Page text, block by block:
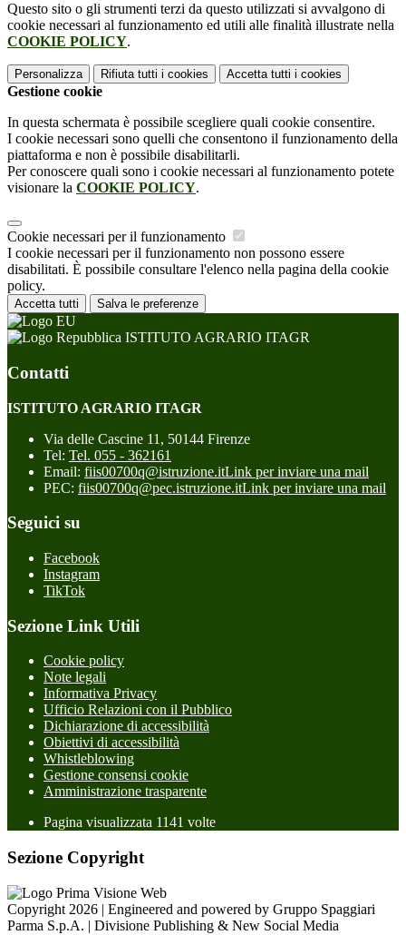
Questo sito o gli strumenti terzi da questo utilizzati si avvalgono di
cookie necessari al funzionamento ed utili alle finalità illustrate nella
COOKIE POLICY.
Personalizza Rifiuta tutti i cookies Accetta tutti i cookies
Gestione cookie
In questa schermata è possibile scegliere quali cookie consentire.
I cookie necessari sono quelli che consentono il funzionamento della
piattaforma e non è possibile disabilitarli.
Per conoscere quali sono i cookie necessari al funzionamento potete
visionare la COOKIE POLICY.
Cookie necessari per il funzionamento
I cookie necessari per il funzionamento non possono essere
disabilitati. È possibile consultare l'elenco nella pagina della cookie
policy.
Accetta tutti Salva le preferenze
ISTITUTO AGRARIO ITAGR
Contatti
ISTITUTO AGRARIO ITAGR
Via delle Cascine 11, 50144 Firenze
Tel: Tel. 055 - 362161
Email: fiis00700q@istruzione.itLink per inviare una mail
PEC: fiis00700q@pec.istruzione.itLink per inviare una mail
Seguici su
Facebook
Instagram
TikTok
Sezione Link Utili
Cookie policy
Note legali
Informativa Privacy
Ufficio Relazioni con il Pubblico
Dichiarazione di accessibilità
Obiettivi di accessibilità
Whistleblowing
Gestione consensi cookie
Amministrazione trasparente
Pagina visualizzata 1141 volte
Sezione Copyright
Copyright 2026 | Engineered and powered by Gruppo Spaggiari
Parma S.p.A. | Divisione Publishing & New Social Media